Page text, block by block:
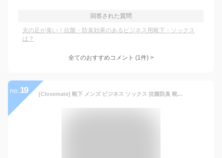
回答された質問
夫の足が臭い！抗菌・防臭効果のあるビジネス用靴下・ソックス
は？
全てのおすすめコメント (1件) >
no. 19 [Closemate] 靴下 メンズ ビジネス ソックス 抗菌防臭 靴下 黒 吸汗通気 ハイソックス 紳士用 5/10足 耐久性 ギフトボックス 24-28cm 四季向き 蒸れない 天然綿